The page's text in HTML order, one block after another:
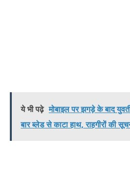
ये भी पढ़े मोबाइल पर झगड़े के बाद
बार ब्लेड से काटा हाथ, राहगीरों की